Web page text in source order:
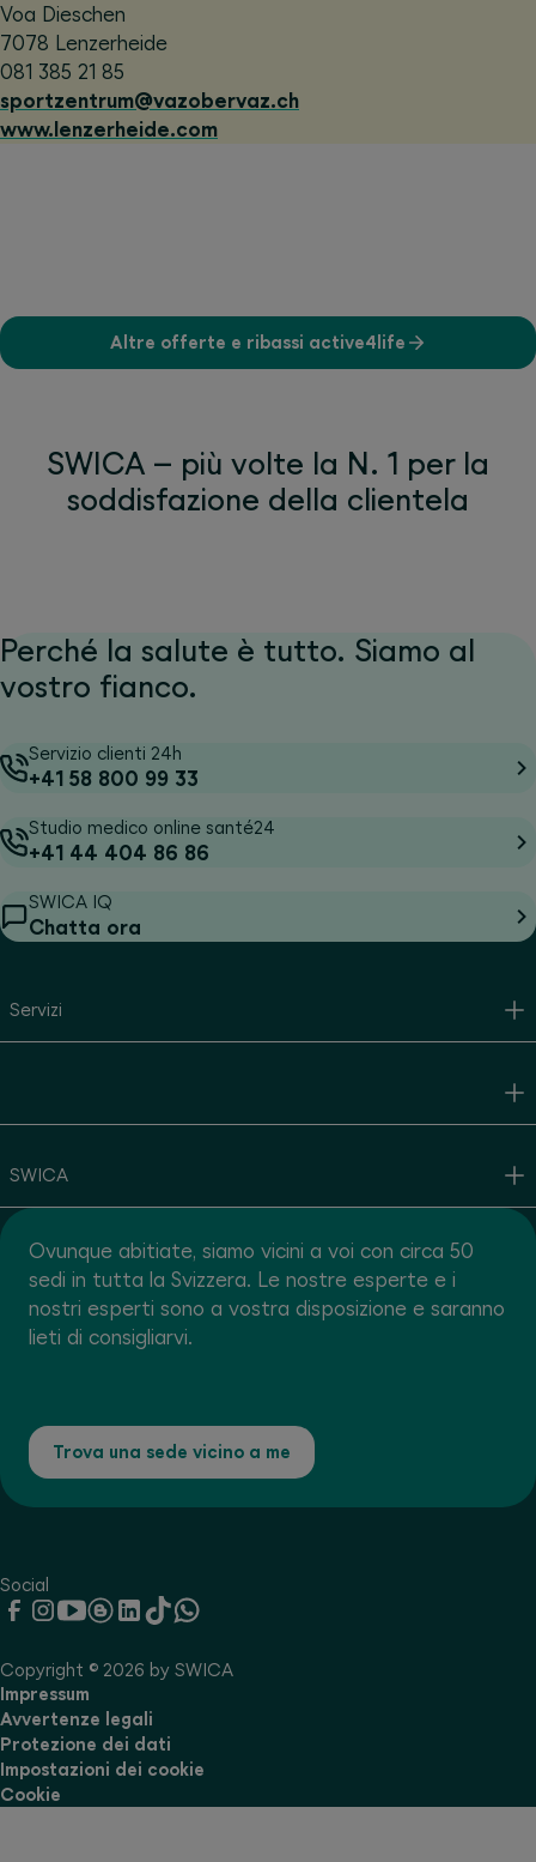
Voa Dieschen
7078 Lenzerheide
081 385 21 85
sportzentrum@vazobervaz.ch
www.lenzerheide.com
Altre offerte e ribassi active4life
SWICA – più volte la N. 1 per la
soddisfazione della clientela
Perché la salute è tutto. Siamo al
vostro fianco.
Servizio clienti 24h
+41 58 800 99 33
Studio medico online santé24
+41 44 404 86 86
SWICA IQ
Chatta ora
Servizi
SWICA
Ovunque abitiate, siamo vicini a voi con circa 50
sedi in tutta la Svizzera. Le nostre esperte e i
nostri esperti sono a vostra disposizione e saranno
lieti di consigliarvi.
Trova una sede vicino a me
Social
Copyright © 2026 by SWICA
Impressum
Avvertenze legali
Protezione dei dati
Impostazioni dei cookie
Cookie